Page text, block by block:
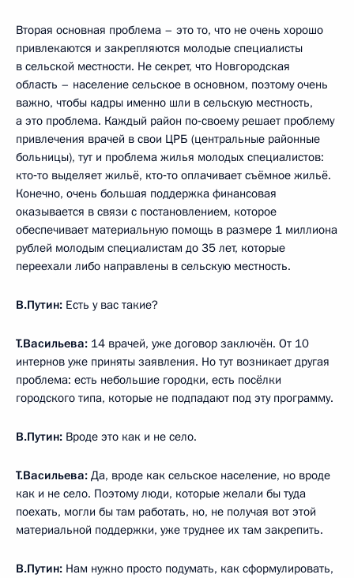
Вторая основная проблема – это то, что не очень хорошо
привлекаются и закрепляются молодые специалисты
в сельской местности. Не секрет, что Новгородская
область – население сельское в основном, поэтому очень
важно, чтобы кадры именно шли в сельскую местность,
а это проблема. Каждый район по‑своему решает проблему
привлечения врачей в свои ЦРБ (центральные районные
больницы), тут и проблема жилья молодых специалистов:
кто‑то выделяет жильё, кто‑то оплачивает съёмное жильё.
Конечно, очень большая поддержка финансовая
оказывается в связи с постановлением, которое
обеспечивает материальную помощь в размере 1 миллиона
рублей молодым специалистам до 35 лет, которые
переехали либо направлены в сельскую местность.
В.Путин: Есть у вас такие?
Т.Васильева: 14 врачей, уже договор заключён. От 10
интернов уже приняты заявления. Но тут возникает другая
проблема: есть небольшие городки, есть посёлки
городского типа, которые не подпадают под эту программу.
В.Путин: Вроде это как и не село.
Т.Васильева: Да, вроде как сельское население, но вроде
как и не село. Поэтому люди, которые желали бы туда
поехать, могли бы там работать, но, не получая вот этой
материальной поддержки, уже труднее их там закрепить.
В.Путин: Нам нужно просто подумать, как сформулировать,